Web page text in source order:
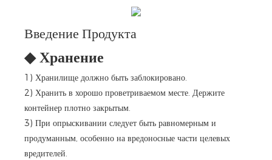
Введение Продукта
◆Хранение
1) Хранилище должно быть заблокировано.
2) Хранить в хорошо проветриваемом месте. Держите
контейнер плотно закрытым.
3) При опрыскивании следует быть равномерным и
продуманным, особенно на вредоносные части целевых
вредителей.